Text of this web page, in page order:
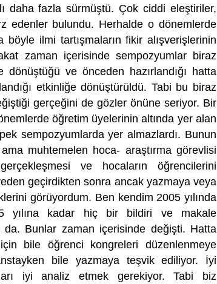
daha fazla sürmüştü. Çok ciddi eleştiriler,
edenler bulundu. Herhalde o dönemlerde
ilmi tartışmaların fikir alışverişlerinin
zaman içerisinde sempozyumlar biraz
ve önceden hazırlandığı hatta
etkinliğe dönüştürüldü. Tabi bu biraz
gerçeğini de gözler önüne seriyor. Bir
öğretim üyelerinin altında yer alan
sempozyumlarda yer almazlardı. Bunun
muhtemelen hoca- araştırma görevlisi
ve hocaların öğrencilerini
geçirdikten sonra ancak yazmaya veya
görüyordum. Ben kendim 2005 yılında
yılına kadar hiç bir bildiri ve makale
da. Bunlar zaman içerisinde değişti. Hatta
bile öğrenci kongreleri düzenlenmeye
bile yazmaya teşvik ediliyor. İyi
iyi analiz etmek gerekiyor. Tabi biz